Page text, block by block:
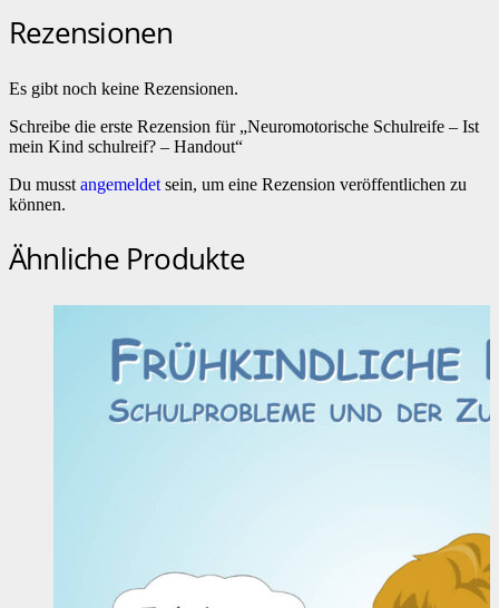
Rezensionen
Es gibt noch keine Rezensionen.
Schreibe die erste Rezension für „Neuromotorische Schulreife – Ist
mein Kind schulreif? – Handout“
Du musst angemeldet sein, um eine Rezension veröffentlichen zu
können.
Ähnliche Produkte